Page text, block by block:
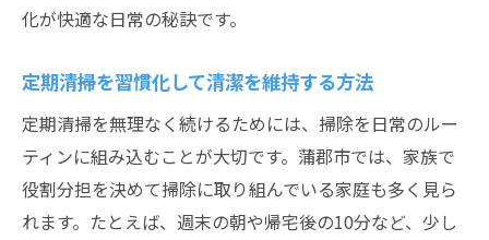
化が快適な日常の秘訣です。
定期清掃を習慣化して清潔を維持する方法
定期清掃を無理なく続けるためには、掃除を日常のルー
ティンに組み込むことが大切です。蒲郡市では、家族で
役割分担を決めて掃除に取り組んでいる家庭も多く見ら
れます。たとえば、週末の朝や帰宅後の10分など、少し